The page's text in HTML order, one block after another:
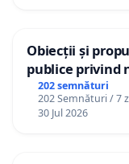
Obiecții și
publice privind
(PUG) Ialoveni
202 semnături
202 Semnături / 7
30 Jul 2026